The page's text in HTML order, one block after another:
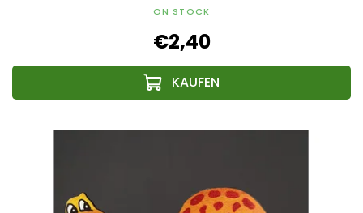
ON STOCK
€2,40